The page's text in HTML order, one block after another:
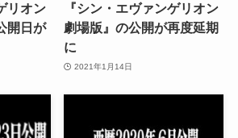
リオン
開日が
『シン・エヴァンゲリオン
劇場版』の公開が再度延期
に
2021年1月14日